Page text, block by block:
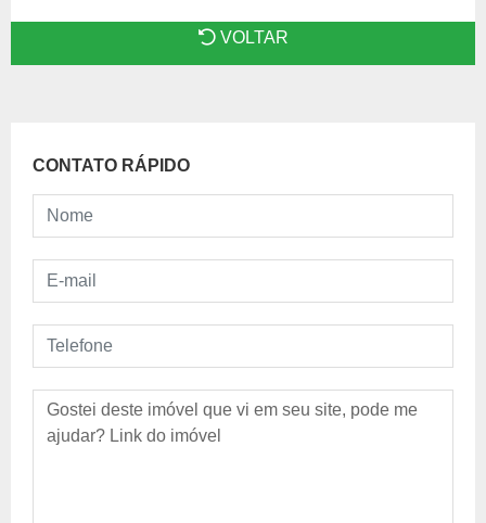
VOLTAR
CONTATO RÁPIDO
Nome
E-mail
Telefone
Mensagem